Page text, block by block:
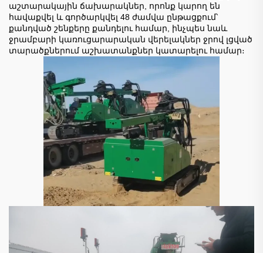
աշտարակային ճախարակներ, որոնք կարող են
հավաքվել և գործարկվել 48 ժամվա ընթացքում՝
քանդված շենքերը քանդելու համար, ինչպես նաև
ջրամբարի կառուցարարական վերելակներ ջրով լցված
տարածքներում աշխատանքներ կատարելու համար։